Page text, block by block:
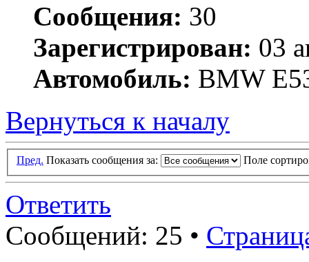
Сообщения: 30
Зарегистрирован: 03
Автомобиль: BMW
Вернуться к началу
Пред. Показать сообщения за: Поле
Ответить
Сообщений: 25 •